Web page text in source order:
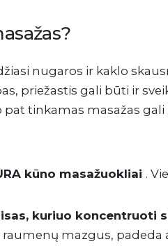
nugaros ir kaklo
priežastis gali būti ir
tinkamas masažas
kūno masažuokliai .
kuriuo koncentruoti
raumenų mazgus,